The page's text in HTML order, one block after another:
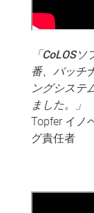
「CoLOS
番、バッチ
ングシステ
ました。」
Topfer イノ
グ責任者